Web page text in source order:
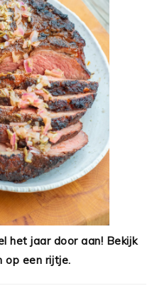
het jaar door aan! Bekijk
op een rijtje.